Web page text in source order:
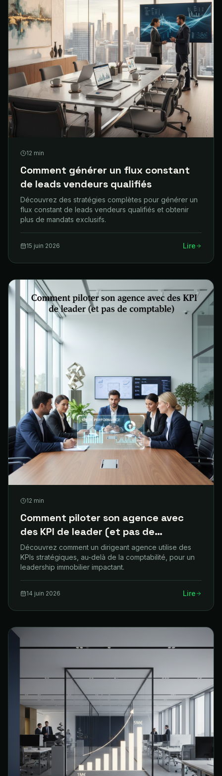
12 min
Comment générer un flux constant
de leads vendeurs qualifiés
Découvrez des stratégies complètes pour générer un
flux constant de leads vendeurs qualifiés et obtenir
plus de mandats exclusifs.
15 juin 2026 Lire
12 min
Comment piloter son agence avec
des KPI de leader (et pas de
comptable)
Découvrez comment un dirigeant agence utilise des
KPIs stratégiques, au-delà de la comptabilité, pour un
leadership immobilier impactant.
14 juin 2026 Lire